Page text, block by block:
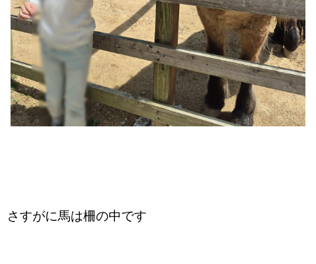
さすがに馬は柵の中です